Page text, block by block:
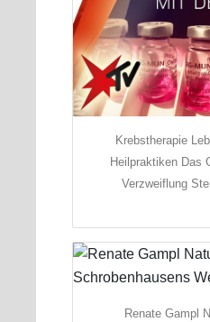
Krebstherapie
Heilpraktiken Das
Verzweiflung
Renate Gampl